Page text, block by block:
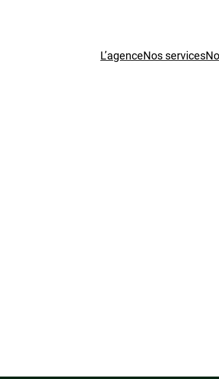
L’agenceNos services